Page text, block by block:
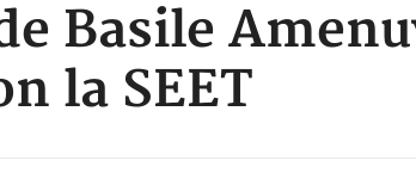
Basile
la SEET